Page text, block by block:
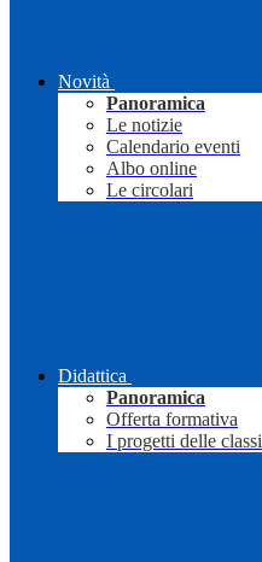
Novità
Panoramica
Le notizie
Calendario eventi
Albo online
Le circolari
Didattica
Panoramica
Offerta formativa
I progetti delle classi